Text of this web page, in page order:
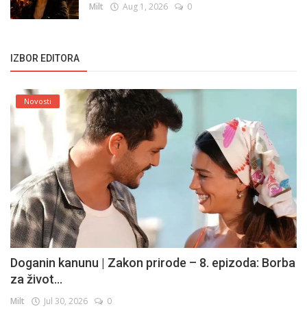
Milt Aug 1, 2026 0
IZBOR EDITORA
Novosti
Doganin kanunu | Zakon prirode – 8. epizoda: Borba
za život...
Milt Jul 30, 2026 0